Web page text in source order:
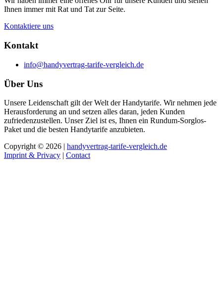
Ihnen immer mit Rat und Tat zur Seite.
Kontaktiere uns
Kontakt
info@handyvertrag-tarife-vergleich.de
Über Uns
Unsere Leidenschaft gilt der Welt der Handytarife. Wir nehmen jede
Herausforderung an und setzen alles daran, jeden Kunden
zufriedenzustellen. Unser Ziel ist es, Ihnen ein Rundum-Sorglos-
Paket und die besten Handytarife anzubieten.
Copyright © 2026 | handyvertrag-tarife-vergleich.de
Imprint & Privacy | Contact